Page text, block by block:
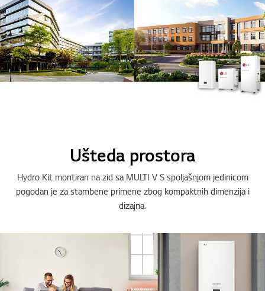
Ušteda prostora
Hydro Kit montiran na zid sa MULTI V S spoljašnjom jedinicom
pogodan je za stambene primene zbog kompaktnih dimenzija i
dizajna.